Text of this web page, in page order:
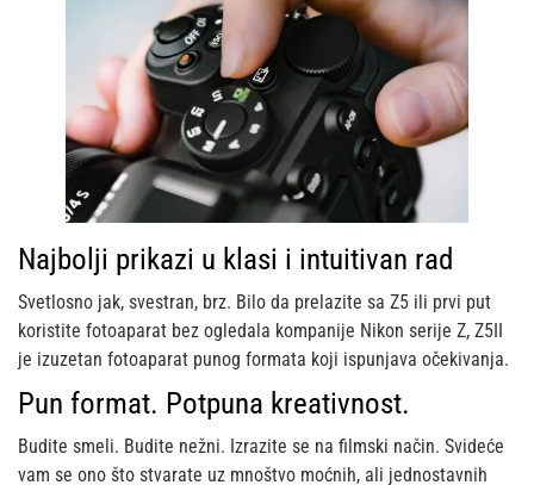
Najbolji prikazi u klasi i intuitivan rad
Svetlosno jak, svestran, brz. Bilo da prelazite sa Z5 ili prvi put
koristite fotoaparat bez ogledala kompanije Nikon serije Z, Z5II
je izuzetan fotoaparat punog formata koji ispunjava očekivanja.
Pun format. Potpuna kreativnost.
Budite smeli. Budite nežni. Izrazite se na filmski način. Svideće
vam se ono što stvarate uz mnoštvo moćnih, ali jednostavnih